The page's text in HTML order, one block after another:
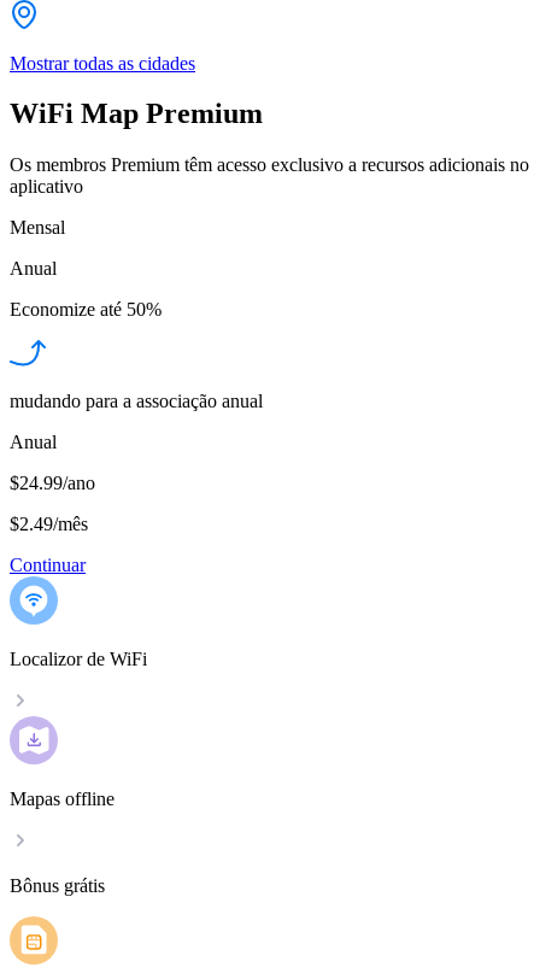
Mostrar todas as cidades
WiFi Map Premium
Os membros Premium têm acesso exclusivo a recursos adicionais no
aplicativo
Mensal
Anual
Economize até 50%
mudando para a associação anual
Anual
$24.99/ano
$2.49/mês
Continuar
Localizor de WiFi
Mapas offline
Bônus grátis